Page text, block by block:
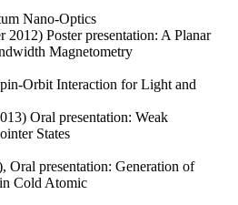
Nano-Optics
2012) Poster presentation: A Planar
Magnetometry
Orbit Interaction for Light and
Oral presentation: Weak
States
Oral presentation: Generation of
Cold Atomic